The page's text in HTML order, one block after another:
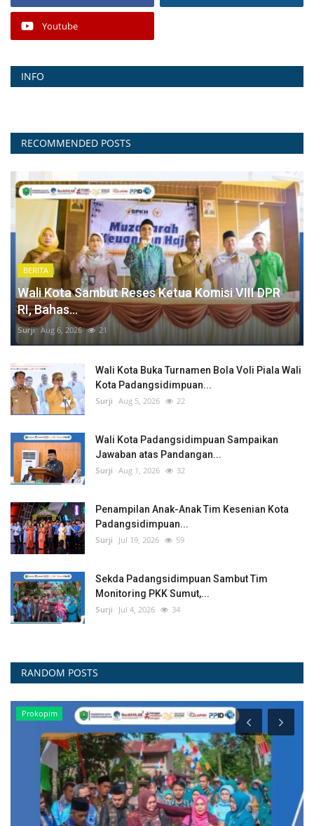
Youtube
INFO
RECOMMENDED POSTS
BERITA
Wali Kota Sambut Reses Ketua Komisi VIII DPR
RI, Bahas...
Surji Aug 6, 2026 21
Wali Kota Buka Turnamen Bola Voli Piala Wali
Kota Padangsidimpuan...
Surji Aug 5, 2026 22
Wali Kota Padangsidimpuan Sampaikan
Jawaban atas Pandangan...
Surji Aug 1, 2026 32
Penampilan Anak-Anak Tim Kesenian Kota
Padangsidimpuan...
Surji Jul 19, 2026 59
Sekda Padangsidimpuan Sambut Tim
Monitoring PKK Sumut,...
Surji Jul 4, 2026 34
RANDOM POSTS
Prokopim